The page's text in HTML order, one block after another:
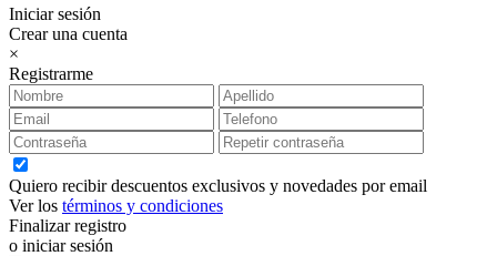
Iniciar sesión
Crear una cuenta
×
Registrarme
Quiero recibir descuentos exclusivos y novedades por email
Ver los términos y condiciones
Finalizar registro
o iniciar sesión